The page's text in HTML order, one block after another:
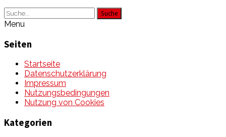
Suche
Menu
Seiten
Startseite
Datenschutzerklärung
Impressum
Nutzungsbedingungen
Nutzung von Cookies
Kategorien